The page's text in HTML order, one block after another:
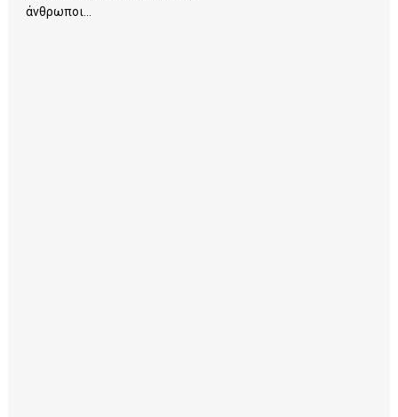
άνθρωποι...